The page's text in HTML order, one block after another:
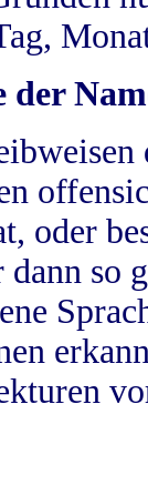
der
oder
dann so